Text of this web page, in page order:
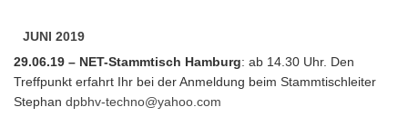
JUNI 2019
29.06.19 – NET-Stammtisch Hamburg: ab 14.30 Uhr. Den
Treffpunkt erfahrt Ihr bei der Anmeldung beim Stammtischleiter
Stephan dpbhv-techno@yahoo.com